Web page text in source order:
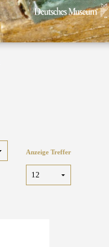
Anzeige Treffer